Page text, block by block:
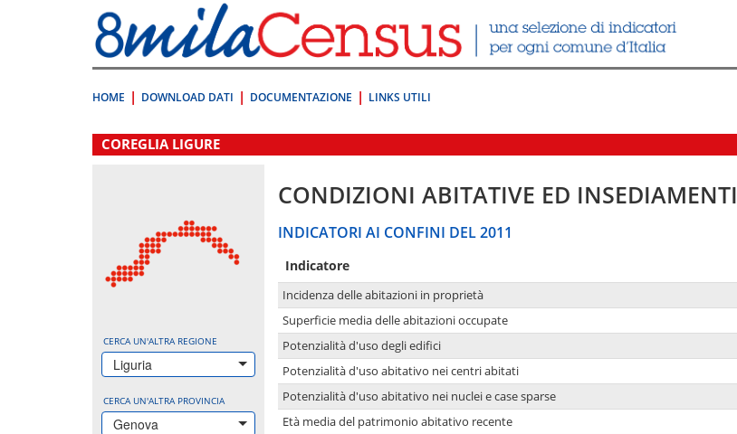
direttamente
a:
Contenuto
HOME DOWNLOAD DATI DOCUMENTAZIONE LINKS UTILI
.
COREGLIA LIGURE
CERCA UN'ALTRA REGIONE
Liguria
CERCA UN'ALTRA PROVINCIA
Genova
CONDIZIONI ABITATIVE ED INSEDIAMENTI
INDICATORI AI CONFINI DEL 2011
Indicatore
Incidenza delle abitazioni in proprietà
Superficie media delle abitazioni occupate
Potenzialità d'uso degli edifici
Potenzialità d'uso abitativo nei centri abitati
Potenzialità d'uso abitativo nei nuclei e case sparse
Età media del patrimonio abitativo recente